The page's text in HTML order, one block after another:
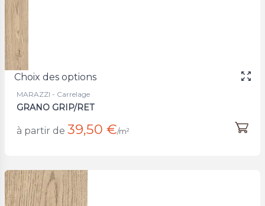
Choix des options
MARAZZI - Carrelage
GRANO GRIP/RET
à partir de 39,50 €/m²